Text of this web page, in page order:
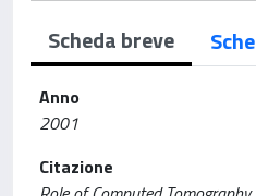
Scheda breve
Anno
2001
Citazione